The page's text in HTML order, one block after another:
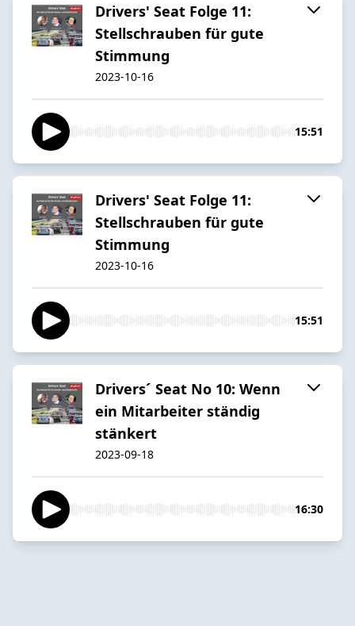
Drivers' Seat Folge 11:
Stellschrauben für gute
Stimmung
2023-10-16
15:51
Drivers' Seat Folge 11:
Stellschrauben für gute
Stimmung
2023-10-16
15:51
Drivers´ Seat No 10: Wenn
ein Mitarbeiter ständig
stänkert
2023-09-18
16:30